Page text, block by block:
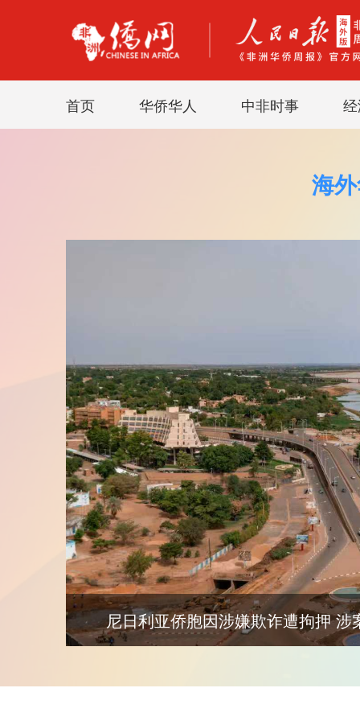
首页 华侨华人 中非时事
海
博茨瓦纳首个光伏组件厂投入运营